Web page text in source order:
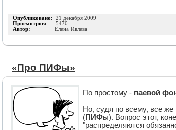
Опубликовано: 21 декабря 2009
Просмотров: 5470
Автор: Елена Ивлева
«Про ПИФы»
По простому - паевой
Но, судя по всему, все же
(ПИФы). Вопрос этот,
"распределяются